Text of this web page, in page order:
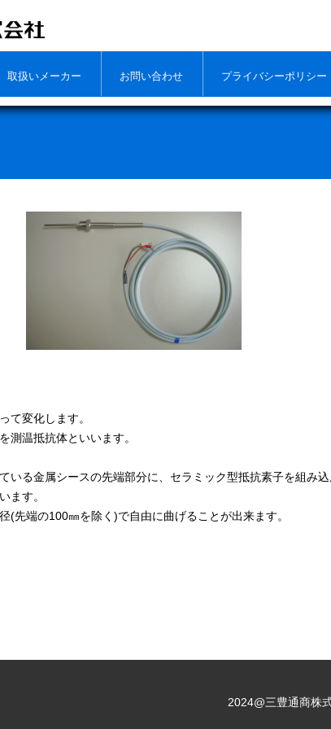
取扱いメーカー お問い合わせ プライバシーポリシー
て変化します。
測温抵抗体といいます。
いる金属シースの先端部分に、セラミック型抵抗素子を組み
ます。
(先端の100㎜を除く)で自由に曲げることが出来ます。
2024@三豊通商株